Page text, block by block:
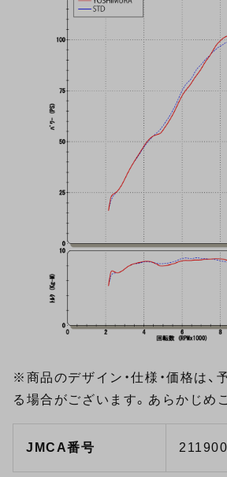
※商品のデザイン・仕様・価格は、
る場合がございます。あらかじめ
JMCA番号